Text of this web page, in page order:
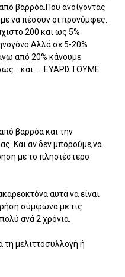
βαρρόα.Που ανοίγοντας
να πέσουν οι προνύμφες.
200 και ως 5%
σε 5-20%
από 20% κάνουμε
βαρρόα και την
Και αν δεν μπορούμε,να
με το πλησιέστερο
αυτά να είναι
σύμφωνα με τις
ανά 2 χρόνια.
τη μελιττοσυλλογή ή